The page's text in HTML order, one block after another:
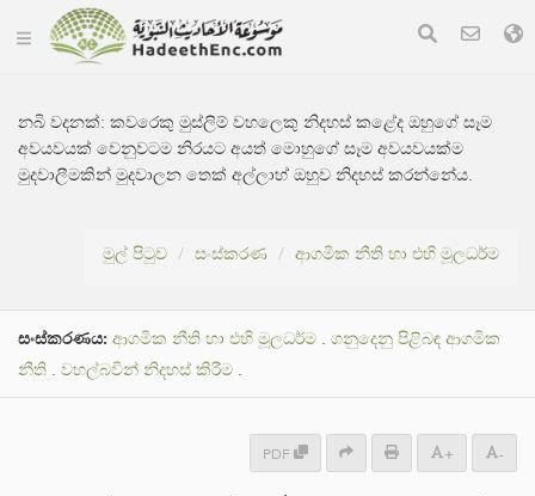
නබි වදනක්:කවරෙකු මුස්ලිම් වහලෙකු නිදහස් කළේද ඔහුගේ සෑම
අවයවයක් වෙනුවටම නිරයට අයත් මොහුගේ සෑම අවයවයක්ම
මුදවාලීමකින් මුදවාලන තෙක් අල්ලාහ් ඔහුව නිදහස් කරන්නේය.
මුල් පිටුව සංස්කරණ ආගමික නීති හා එහි මූලධර්ම
සංස්කරණය: ආගමික නීති හා එහි මූලධර්ම . ගනුදෙනු පිළිබඳ ආගමික
නීති . වහල්බවින් නිදහස් කිරීම .
PDF + -